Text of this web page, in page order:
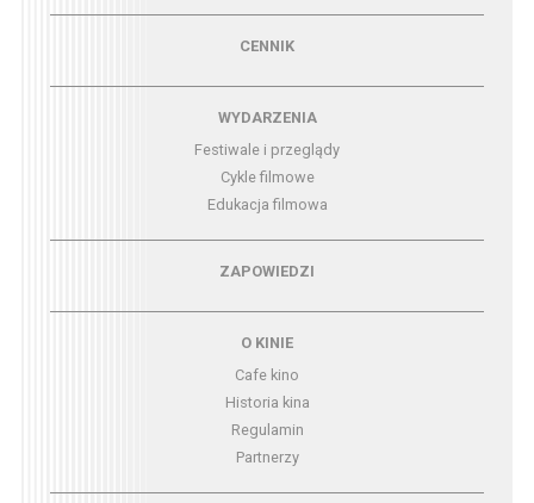
CENNIK
Menu - wydarzeniaWYDARZENIA
Festiwale i przeglądy
Cykle filmowe
Edukacja filmowa
Menu - zapowiedziZAPOWIEDZI
O KINIE
Cafe kino
Historia kina
Regulamin
Partnerzy